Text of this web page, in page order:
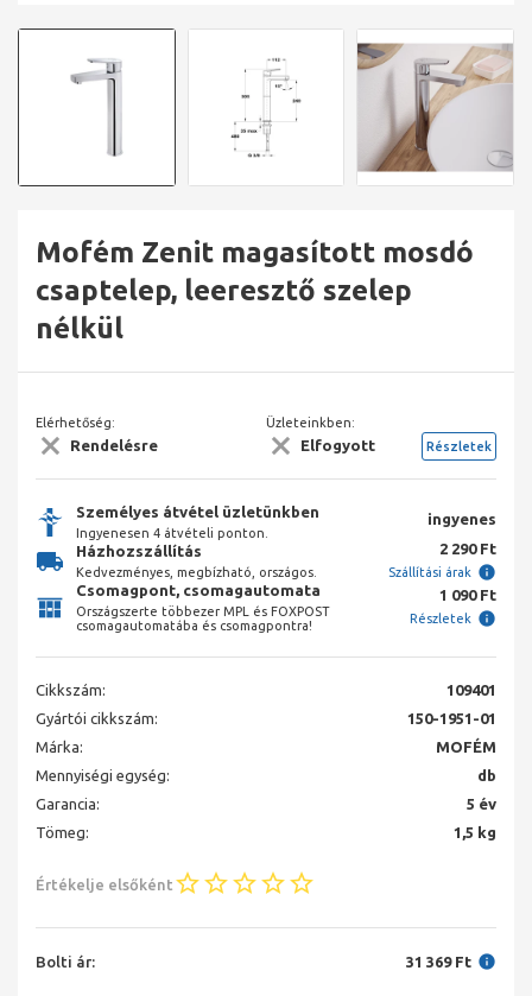
Mofém Zenit magasított mosdó
csaptelep, leeresztő szelep
nélkül
Elérhetőség:
Rendelésre
Üzleteinkben:
Elfogyott Részletek
Személyes átvétel üzletünkben
Ingyenesen 4 átvételi ponton.
ingyenes
Házhozszállítás
Kedvezményes, megbízható, országos.
2 290 Ft
Szállítási árak
Csomagpont, csomagautomata
Országszerte többezer MPL és FOXPOST
csomagautomatába és csomagpontra!
1 090 Ft
Részletek
Cikkszám:
109401
Gyártói cikkszám:
150-1951-01
Márka:
MOFÉM
Mennyiségi egység:
db
Garancia:
5 év
Tömeg:
1,5 kg
Értékelje elsőként
Bolti ár: 31 369 Ft